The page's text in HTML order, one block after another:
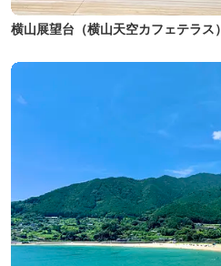
横山展望台（横山天空カフェテラス）